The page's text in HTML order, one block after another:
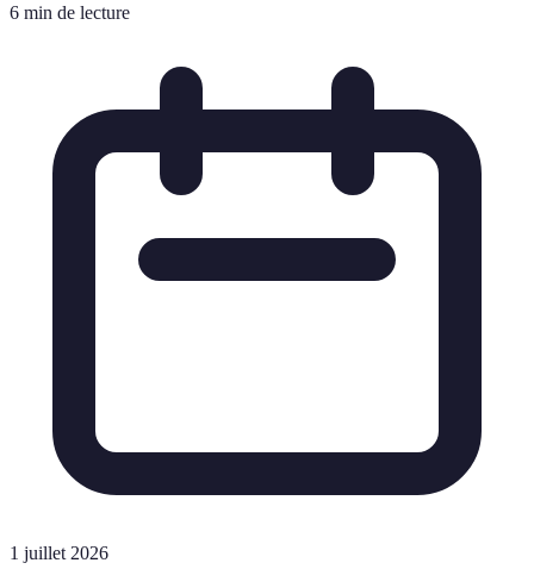
6 min de lecture
1 juillet 2026